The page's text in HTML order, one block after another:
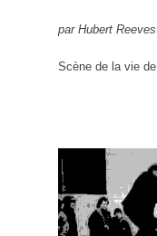
par Hubert Reeves
Scène de la vie